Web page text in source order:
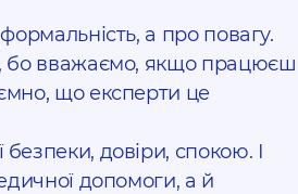
а про повагу.
бо вважаємо, якщо працюєш
що експерти це
довіри, спокою. І
допомоги, а й